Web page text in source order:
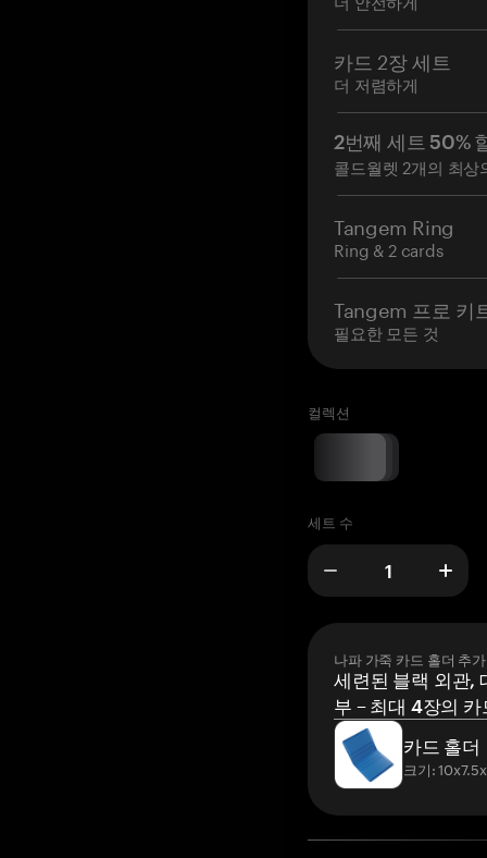
카드 2장 세트
더 저렴하게
2번째 세트 50%
콜드월렛 2개의 최상
Tangem Ring
Ring & 2 cards
Tangem 프로 키
필요한 모든 것
컬렉션
세트 수
나파 가죽 카드 홀더 추가
세련된 블랙 외관,
부 – 최대 4장의
카드 홀더
크기: